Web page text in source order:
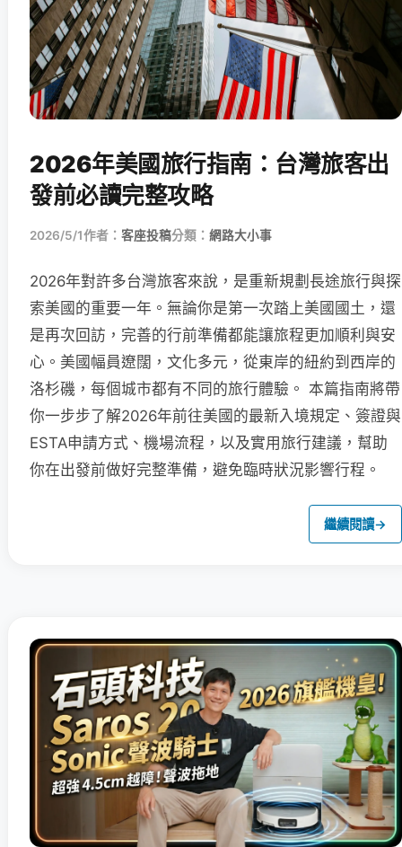
2026年美國旅行指南：台灣旅客出
發前必讀完整攻略
2026/5/1作者： 客座投稿分類： 網路大小事
2026年對許多台灣旅客來說，是重新規劃長途旅行與探
索美國的重要一年。無論你是第一次踏上美國國土，還
是再次回訪，完善的行前準備都能讓旅程更加順利與安
心。美國幅員遼闊，文化多元，從東岸的紐約到西岸的
洛杉磯，每個城市都有不同的旅行體驗。 本篇指南將帶
你一步步了解2026年前往美國的最新入境規定、簽證與
ESTA申請方式、機場流程，以及實用旅行建議，幫助
你在出發前做好完整準備，避免臨時狀況影響行程。
繼續閱讀→